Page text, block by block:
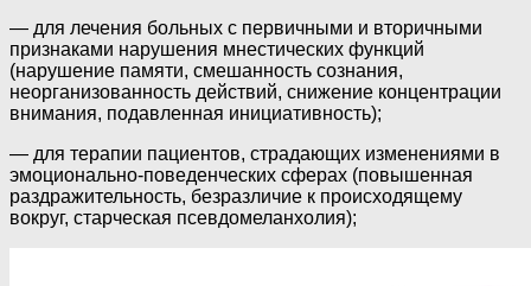
— для лечения больных с первичными и вторичными
признаками нарушения мнестических функций
(нарушение памяти, смешанность сознания,
неорганизованность действий, снижение концентрации
внимания, подавленная инициативность);
— для терапии пациентов, страдающих изменениями в
эмоционально-поведенческих сферах (повышенная
раздражительность, безразличие к происходящему
вокруг, старческая псевдомеланхолия);